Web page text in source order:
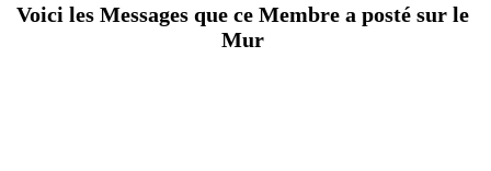
Voici les Messages que ce Membre a posté sur le
Mur